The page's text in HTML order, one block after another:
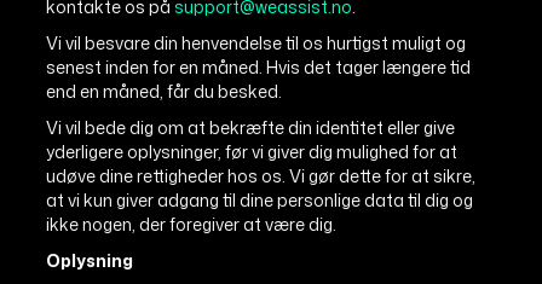
kontakte os påsupport@weassist.no.
Vi vil besvare din henvendelse til os hurtigst muligt og
senest inden for en måned. Hvis det tager længere tid
end en måned, får du besked.
Vi vil bede dig om at bekræfte din identitet eller give
yderligere oplysninger, før vi giver dig mulighed for at
udøve dine rettigheder hos os. Vi gør dette for at sikre,
at vi kun giver adgang til dine personlige data til dig og
ikke nogen, der foregiver at være dig.
Oplysning